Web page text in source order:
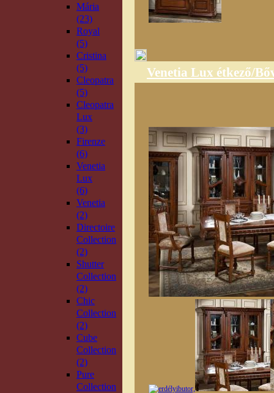
Mária
(23)
Royal
(5)
Cristina
(5)
Cleopatra
(5)
Cleopatra
Lux
(3)
Firenze
(6)
Venetia
Lux
(6)
Venetia
(2)
Directoire
Collection
(2)
Shutter
Collection
(2)
Chic
Collection
(2)
Cube
Collection
(2)
Pure
Collection
Venetia Lux étkező/